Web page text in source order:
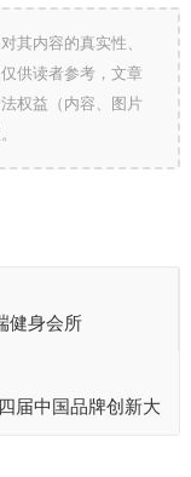
其内容的真实性、
供读者参考，文章
权益（内容、图片
健身会所
届中国品牌创新大